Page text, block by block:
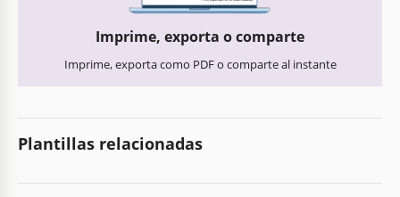
Imprime, exporta o comparte
Imprime, exporta como PDF o comparte al instante
Plantillas relacionadas